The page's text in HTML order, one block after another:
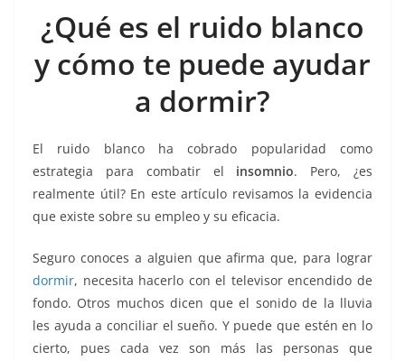
e
b
o
k
er l s
A
p
p
e
n
g
er
gr
a
m
p
ar
tir
¿Qué es el ruido blanco
y cómo te puede ayudar
a dormir?
El ruido blanco ha cobrado popularidad como
estrategia para combatir el insomnio. Pero, ¿es
realmente útil? En este artículo revisamos la evidencia
que existe sobre su empleo y su eficacia.
Seguro conoces a alguien que afirma que, para lograr
dormir, necesita hacerlo con el televisor encendido de
fondo. Otros muchos dicen que el sonido de la lluvia
les ayuda a conciliar el sueño. Y puede que estén en lo
cierto, pues cada vez son más las personas que